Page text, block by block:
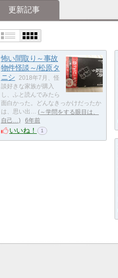
更新記事
怖い間取り～事故
物件怪談～/松原タ
ニシ
2018年7月、怪
談好きな家族が購入
し、ふと読んでみたら
面白かった。どんなきっかけだったか
は、思い出…
～学問をする眼目は、
自己…
6年前
いいね！ 1